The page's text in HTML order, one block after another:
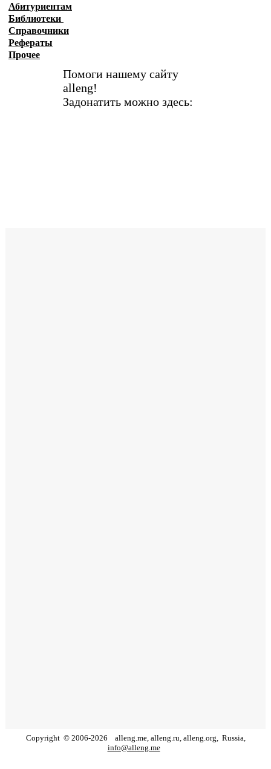
Абитуриентам
Библиотеки
Справочники
Рефераты
Прочее
Помоги нашему сайту
alleng!
Задонатить можно здесь:
Copyright © 2006-2026 alleng.me, alleng.ru, alleng.org, Russia,
info@alleng.me